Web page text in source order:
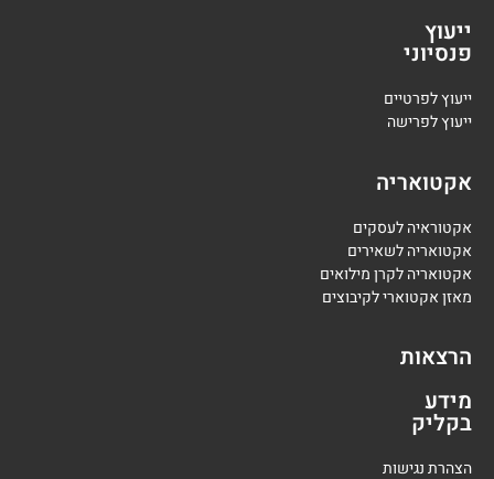
ייעוץ
פנסיוני
ייעוץ לפרטיים
ייעוץ לפרישה
אקטואריה
אקטוראיה לעסקים
אקטואריה לשאירים
אקטואריה לקרן מילואים
מאזן אקטוארי לקיבוצים
הרצאות
מידע
בקליק
הצהרת נגישות